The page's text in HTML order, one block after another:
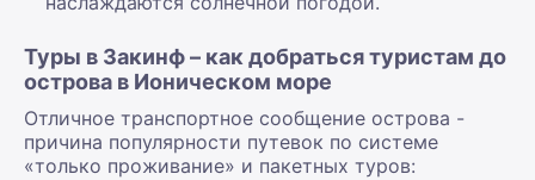
Туры в Закинф – как добраться туристам до
острова в Ионическом море
Отличное транспортное сообщение острова -
причина популярности путевок по системе
«только проживание» и пакетных туров: